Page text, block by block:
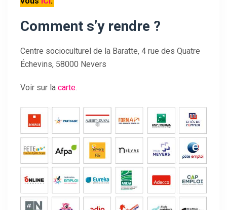
Comment s’y rendre ?
Centre socioculturel de la Baratte, 4 rue des Quatre
Échevins, 58000 Nevers
Voir sur la carte.